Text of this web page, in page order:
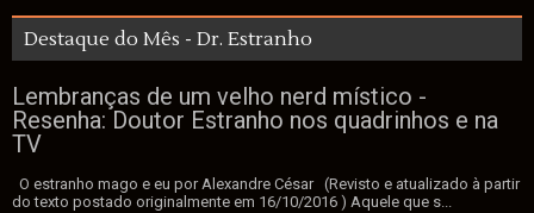
Destaque do Mês - Dr. Estranho
Lembranças de um velho nerd místico -
Resenha: Doutor Estranho nos quadrinhos e na
TV
O estranho mago e eu por Alexandre César (Revisto e atualizado à partir
do texto postado originalmente em 16/10/2016 ) Aquele que s...